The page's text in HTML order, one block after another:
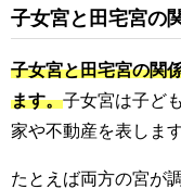
子女宮と田宅宮の
子女宮と田宅宮の関
ます。子女宮は子ど
家や不動産を表します
たとえば両方の宮が